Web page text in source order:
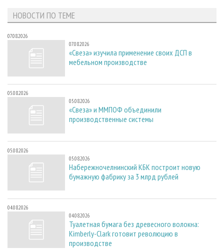
НОВОСТИ ПО ТЕМЕ
07.08.2026
07.08.2026
«Свеза» изучила применение своих ДСП в
мебельном производстве
05.08.2026
05.08.2026
«Свеза» и ММПОФ объединили
производственные системы
05.08.2026
05.08.2026
Набережночелнинский КБК построит новую
бумажную фабрику за 3 млрд рублей
04.08.2026
04.08.2026
Туалетная бумага без древесного волокна:
Kimberly-Clark готовит революцию в
производстве